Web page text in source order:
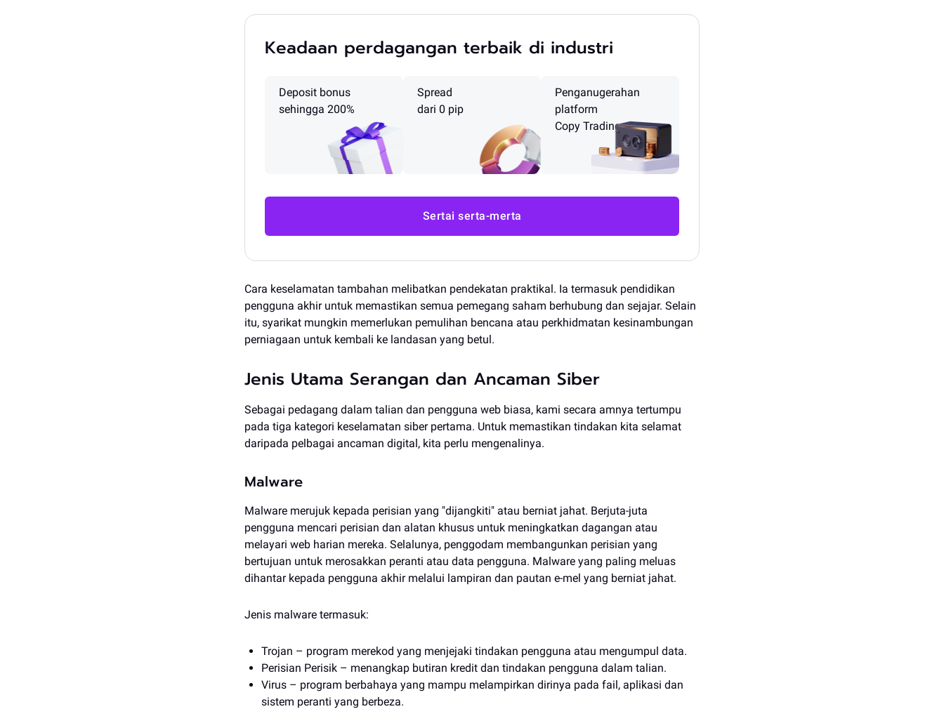
Keadaan perdagangan terbaik di industri
Deposit bonus
sehingga 200%
Spread
dari 0 pip
Penganugerahan
platform
Copy Trading
Sertai serta-merta
Cara keselamatan tambahan melibatkan pendekatan praktikal. Ia termasuk pendidikan
pengguna akhir untuk memastikan semua pemegang saham berhubung dan sejajar. Selain
itu, syarikat mungkin memerlukan pemulihan bencana atau perkhidmatan kesinambungan
perniagaan untuk kembali ke landasan yang betul.
Jenis Utama Serangan dan Ancaman Siber
Sebagai pedagang dalam talian dan pengguna web biasa, kami secara amnya tertumpu
pada tiga kategori keselamatan siber pertama. Untuk memastikan tindakan kita selamat
daripada pelbagai ancaman digital, kita perlu mengenalinya.
Malware
Malware merujuk kepada perisian yang "dijangkiti" atau berniat jahat. Berjuta-juta
pengguna mencari perisian dan alatan khusus untuk meningkatkan dagangan atau
melayari web harian mereka. Selalunya, penggodam membangunkan perisian yang
bertujuan untuk merosakkan peranti atau data pengguna. Malware yang paling meluas
dihantar kepada pengguna akhir melalui lampiran dan pautan e-mel yang berniat jahat.
Jenis malware termasuk:
Trojan – program merekod yang menjejaki tindakan pengguna atau mengumpul data.
Perisian Perisik – menangkap butiran kredit dan tindakan pengguna dalam talian.
Virus – program berbahaya yang mampu melampirkan dirinya pada fail, aplikasi dan
sistem peranti yang berbeza.